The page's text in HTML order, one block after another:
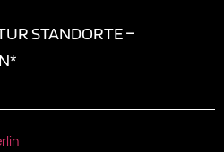
STANDORTE –